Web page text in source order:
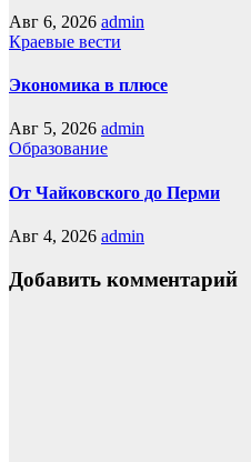
Авг 6, 2026 admin
Краевые вести
Экономика в плюсе
Авг 5, 2026 admin
Образование
От Чайковского до Перми
Авг 4, 2026 admin
Добавить комментарий